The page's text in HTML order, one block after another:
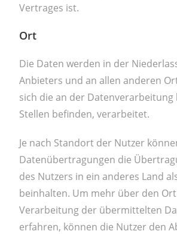
Vertrages ist.
Ort
Die Daten werden in der
Anbieters und an allen anderen
sich die an der Datenverarbeitung
Stellen befinden, verarbeitet.
Je nach Standort der Nutzer
Datenübertragungen die
des Nutzers in ein anderes Land
beinhalten. Um mehr über den
Verarbeitung der übermittelten
erfahren, können die Nutzer den